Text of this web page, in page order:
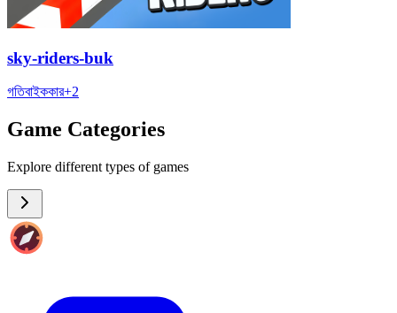
sky-riders-buk
গতিবাইককার+2
Game Categories
Explore different types of games